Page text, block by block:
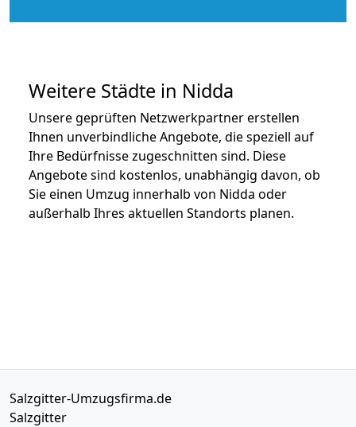
Weitere Städte in Nidda
Unsere geprüften Netzwerkpartner erstellen
Ihnen unverbindliche Angebote, die speziell auf
Ihre Bedürfnisse zugeschnitten sind. Diese
Angebote sind kostenlos, unabhängig davon, ob
Sie einen Umzug innerhalb von Nidda oder
außerhalb Ihres aktuellen Standorts planen.
Salzgitter-Umzugsfirma.de
Salzgitter